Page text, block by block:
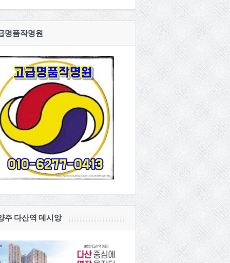
명품작명원
주 다산역 데시앙